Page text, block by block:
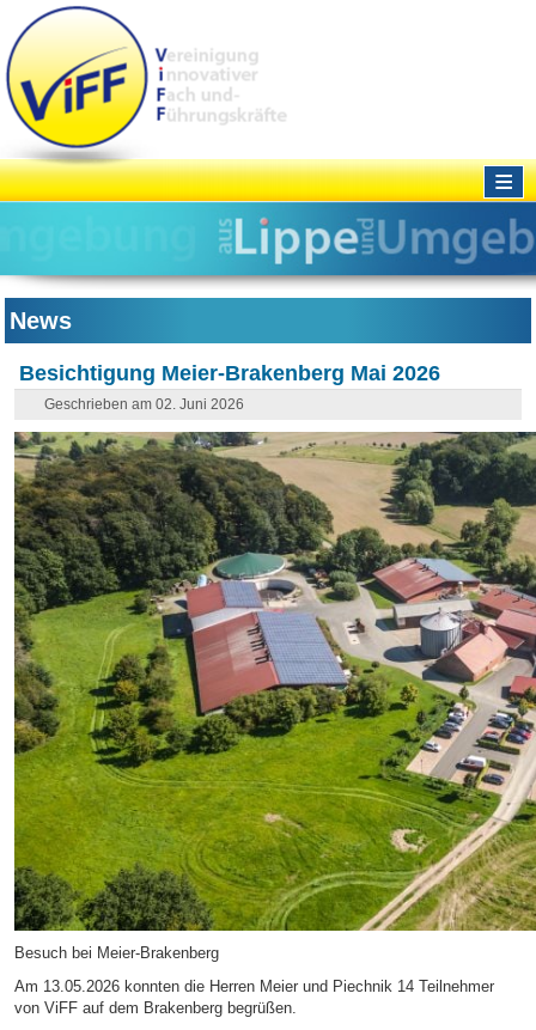
≡
News
Besichtigung Meier-Brakenberg Mai 2026
Geschrieben am 02. Juni 2026
Besuch bei Meier-Brakenberg
Am 13.05.2026 konnten die Herren Meier und Piechnik 14 Teilnehmer
von ViFF auf dem Brakenberg begrüßen.